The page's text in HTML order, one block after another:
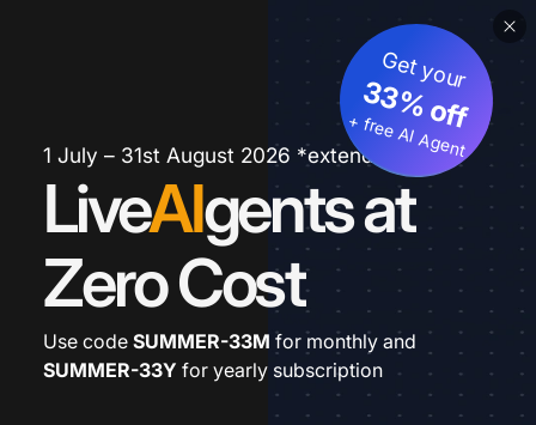
1 July – 31st August 2026 *extended
LiveAIgents at
Zero Cost
Get your
33% off
+ free AI Agent
Use code SUMMER-33M for monthly and
SUMMER-33Y for yearly subscription